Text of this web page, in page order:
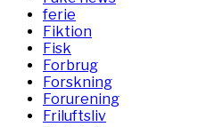
ferie
Fiktion
Fisk
Forbrug
Forskning
Forurening
Friluftsliv